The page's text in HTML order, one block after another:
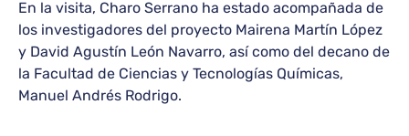
En la visita, Charo Serrano ha estado acompañada de
los investigadores del proyecto Mairena Martín López
y David Agustín León Navarro, así como del decano de
la Facultad de Ciencias y Tecnologías Químicas,
Manuel Andrés Rodrigo.